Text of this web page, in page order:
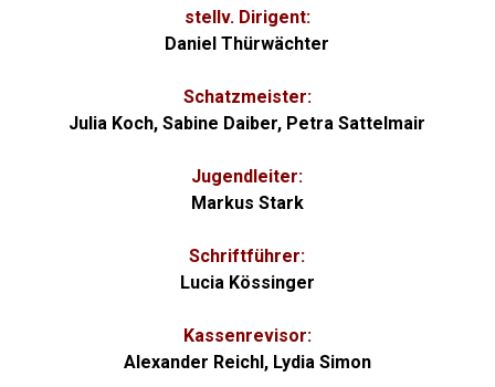
stellv. Dirigent:
Daniel Thürwächter
Schatzmeister:
Julia Koch, Sabine Daiber, Petra Sattelmair
Jugendleiter:
Markus Stark
Schriftführer:
Lucia Kössinger
Kassenrevisor:
Alexander Reichl, Lydia Simon